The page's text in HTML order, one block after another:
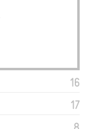
16
17